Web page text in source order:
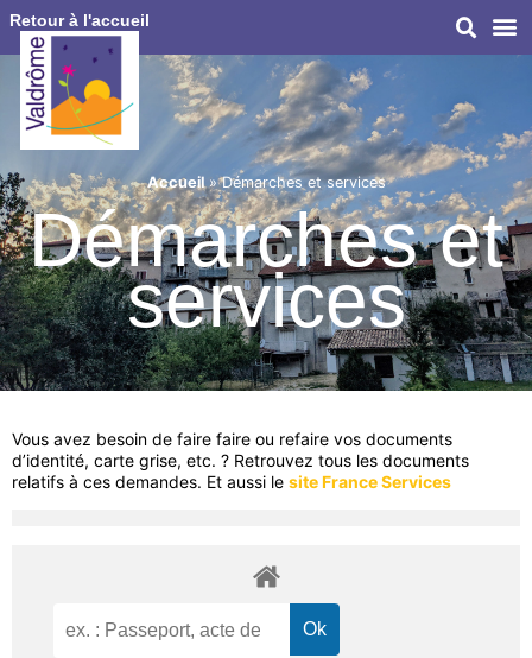
Retour à l'accueil
Accueil»Démarches et services
Démarches et
services
Vous avez besoin de faire faire ou refaire vos documents
d’identité, carte grise, etc. ? Retrouvez tous les documents
relatifs à ces demandes. Et aussi le site France Services